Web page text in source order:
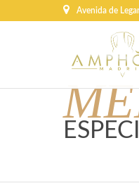
Avenida de